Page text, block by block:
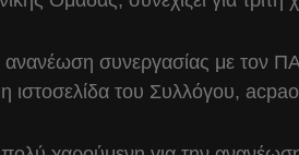
ανανέωση συνεργασίας με τον
ιστοσελίδα του Συλλόγου,